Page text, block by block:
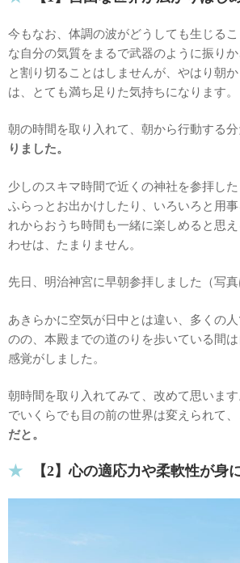
今もなお、体調の波がどうしても生じる
な自分の気質をまるで武器のように振りか
と割り切ることはしませんが、やはり朝
は、とても満ち足りた気持ちになります。
朝の時間を取り入れて、朝から行動する分
りました。
少しのスキマ時間で近くの神社を参拝し
ふらっとお出かけしたり、いろいろと用
れからおうち時間も一緒に楽しめると思
わせは、たまりません。
先日、明治神宮に早朝参拝しました（写真
あきらかに空気が日中とは違い、多くの
のの、本殿までの道のりを歩いている間
感覚がしました。
朝時間を取り入れてみて、改めて思いま
でいくらでも目の前の世界は変えられて、
だと。
【2】心の適応力や柔軟性が身